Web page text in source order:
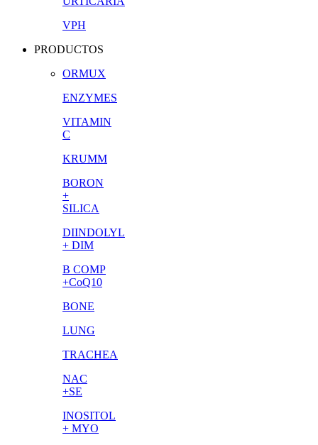
VPH
PRODUCTOS
ORMUX
ENZYMES
VITAMIN
C
KRUMM
BORON
+
SILICA
DIINDOLYL
+ DIM
B COMP
+CoQ10
BONE
LUNG
TRACHEA
NAC
+SE
INOSITOL
+ MYO